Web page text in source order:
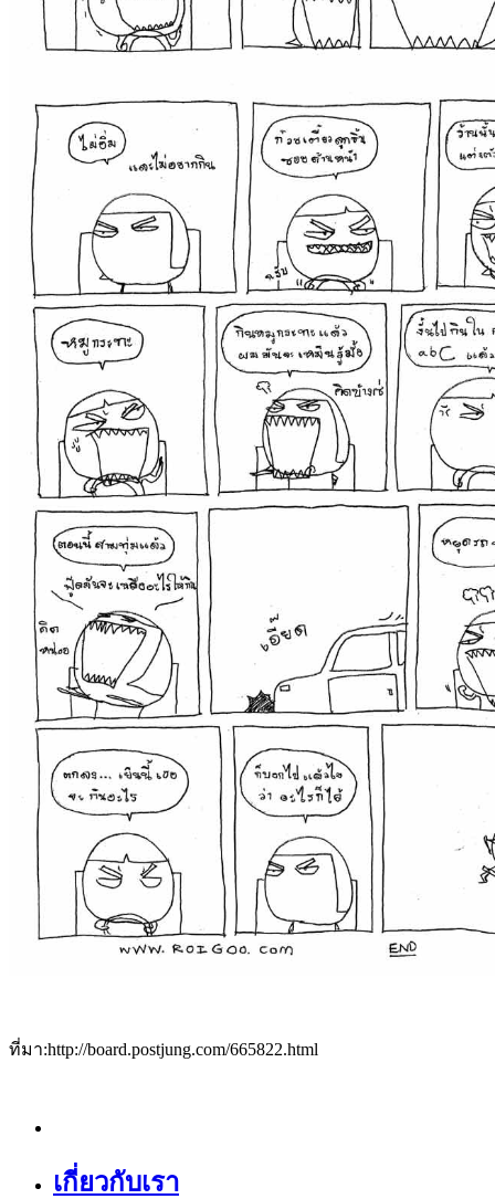
ที่มา:http://board.postjung.com/665822.html
เกี่ยวกับเรา